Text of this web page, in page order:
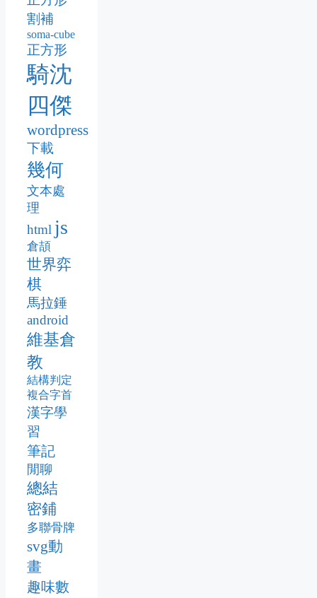
割補
soma-cube
正方形
騎沈
四傑
wordpress
下載
幾何
文本處
理
html js
倉頡
世界弈
棋
馬拉錘
android
維基倉
教
結構判定
複合字首
漢字學
習
筆記
閒聊
總結
密鋪
多聯骨牌
svg動
畫
趣味數